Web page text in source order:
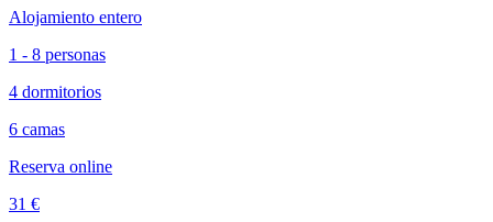
Alojamiento entero
1 - 8 personas
4 dormitorios
6 camas
Reserva online
31 €